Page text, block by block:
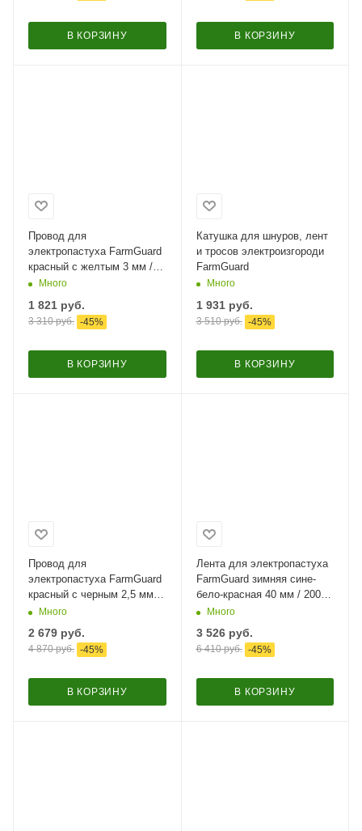
В КОРЗИНУ В КОРЗИНУ
Провод для
электропастуха FarmGuard
красный с желтым 3 мм /
500 м / 3x0,2 мм
Много
1 821 руб.
3 310руб. -45%
В КОРЗИНУ
Катушка для шнуров, лент
и тросов электроизгороди
FarmGuard​
Много
1 931руб.
3 510руб. -45%
В КОРЗИНУ
Провод для
электропастуха FarmGuard
красный с черным 2,5 мм /
1000 м / 3х0,16 мм
Много
2 679 руб.
4 870руб. -45%
В КОРЗИНУ
Лента для электропастуха
FarmGuard зимняя сине-
бело-красная 40 мм / 200 м
/ 8х0.4 мм SS
Много
3 526руб.
6 410руб. -45%
В КОРЗИНУ